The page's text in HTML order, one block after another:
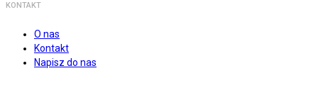
KONTAKT
O nas
Kontakt
Napisz do nas